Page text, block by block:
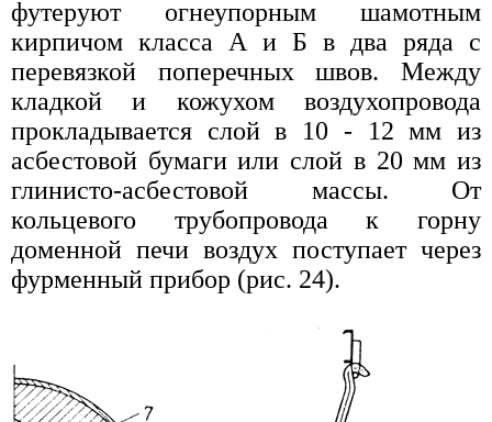
футеруют огнеупорным шамотным
кирпичом класса А и Б в два ряда с
перевязкой поперечных швов. Между
кладкой и кожухом воздухопровода
прокладывается слой в 10 - 12 мм из
асбестовой бумаги или слой в 20 мм из
глинисто-асбестовой массы. От
кольцевого трубопровода к горну
доменной печи воздух поступает через
фурменный прибор (рис. 24).